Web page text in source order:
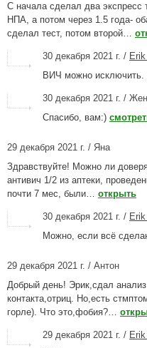
С начала сделал два экспресс
НПА, а потом через 1.5 года-
сделал тест, потом второй…
30 декабря 2021 г. /
ВИЧ можно исключить.
30 декабря 2021 г. /
Спасибо, вам:)
29 декабря 2021 г. / Яна
Здравствуйте! Можно ли
антивич 1/2 из аптеки,
почти 7 мес, были… открыть
30 декабря 2021 г. /
Можно, если всё
29 декабря 2021 г. / Антон
Добрый день! Эрик,сдал
контакта,отриц. Но,есть
горле). Что это,фобия?…
29 декабря 2021 г. /